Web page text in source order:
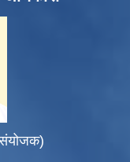
संयोजक)